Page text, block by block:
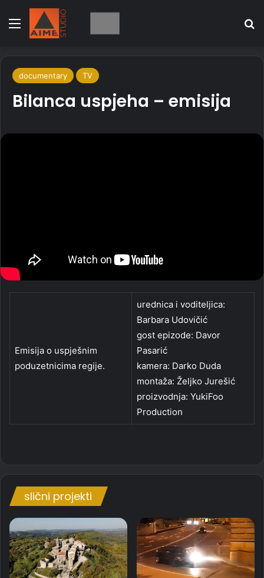
Menu
documentary TV
Bilanca uspjeha – emisija
Emisija o uspješnim
poduzetnicima regije.
urednica i voditeljica:
Barbara Udovičić
gost epizode: Davor
Pasarić
kamera: Darko Duda
montaža: Željko Jurešić
proizvodnja: YukiFoo
Production
slični projekti